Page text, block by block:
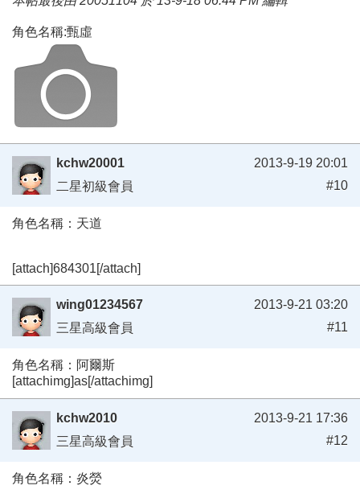
角色名稱:甄虛
kchw20001
二星初級會員
2013-9-19 20:01
#10
角色名稱：天道
[attach]684301[/attach]
wing01234567
三星高級會員
2013-9-21 03:20
#11
角色名稱：阿爾斯
[attachimg]as[/attachimg]
kchw2010
三星高級會員
2013-9-21 17:36
#12
角色名稱：炎熒